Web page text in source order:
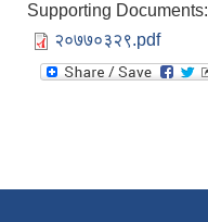
Supporting Documents:
२०७७०३२९.pdf